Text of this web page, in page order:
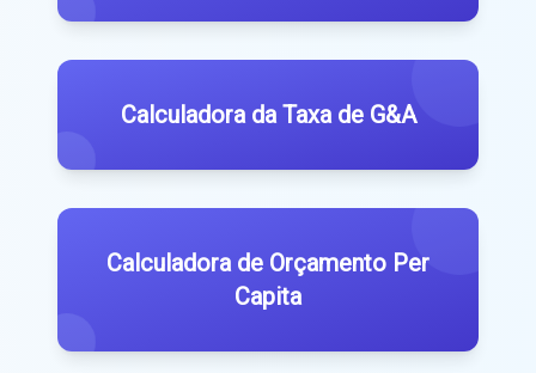
Calculadora da Taxa de G&A
Calculadora de Orçamento Per
Capita